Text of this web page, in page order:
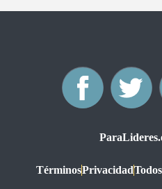
TérminosPrivacidad
F
a
c
T
i